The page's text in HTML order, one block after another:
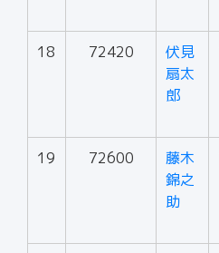
18 72420
伏見
扇太
郎
19 72600
藤木
錦之
助